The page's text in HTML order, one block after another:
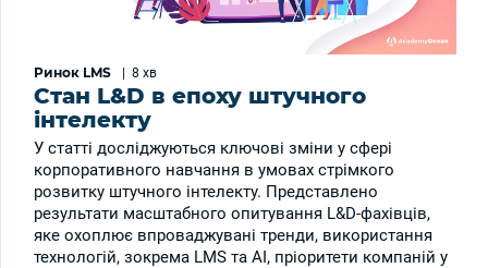
Ринок LMS 8 хв
Стан L&D в епоху штучного
інтелекту
У статті досліджуються ключові зміни у сфері
корпоративного навчання в умовах стрімкого
розвитку штучного інтелекту. Представлено
результати масштабного опитування L&D-фахівців,
яке охоплює впроваджувані тренди, використання
технологій, зокрема LMS та AI, пріоритети компаній у